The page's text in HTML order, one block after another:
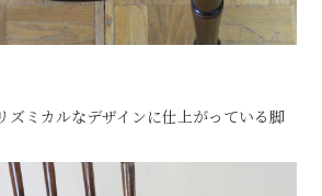
ズミカルなデザインに仕上がっている脚